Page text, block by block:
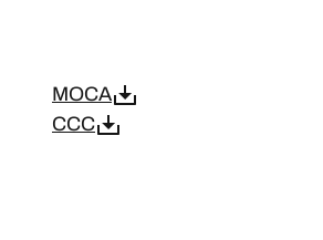
MOCA
CCC